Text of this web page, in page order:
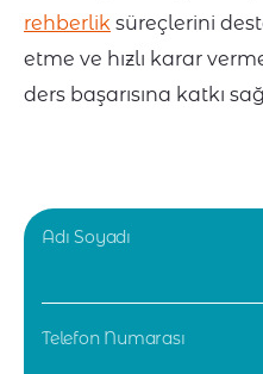
rehberlik süreçlerini
etme ve hızlı karar
ders başarısına katkı
Adı Soyadı
Telefon Numarası